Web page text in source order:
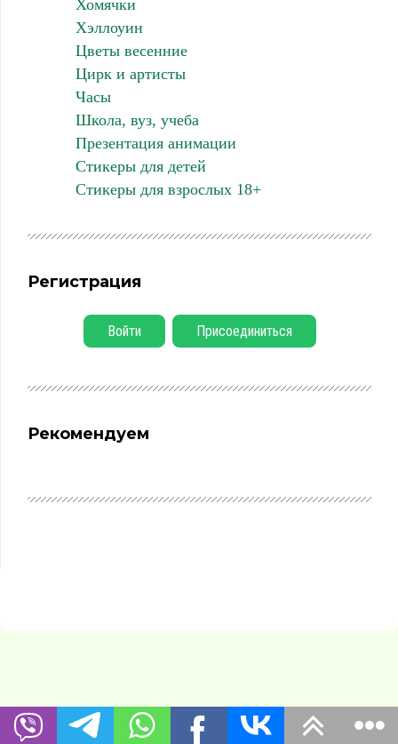
Хомячки
Хэллоуин
Цветы весенние
Цирк и артисты
Часы
Школа, вуз, учеба
Презентация анимации
Стикеры для детей
Стикеры для взрослых 18+
Регистрация
Войти Присоединиться
Рекомендуем